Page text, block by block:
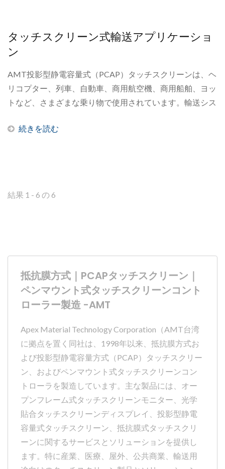
くは決済情報も処理するため、データセキュリティ対策も
必要となります。
タッチスクリーン式輸送アプリケーショ
ン
AMT投影型静電容量式（PCAP）タッチスクリーンは、ヘ
リコプター、列車、自動車、商用航空機、商用船舶、ヨッ
トなど、さまざまな乗り物で使用されています。輸送シス
る投影型静電容量式（PCAP）タッチスクリーンは、気候
続きを読む
結果 1 - 6 の 6
抵抗膜方式｜PCAPタッチスクリーン｜
ペンマウント式タッチスクリーンコント
ローラー製造 -AMT
Apex Material Technology Corporation（AMT台湾
に拠点を置く同社は、1998年以来、抵抗膜方式お
よび投影型静電容量方式（PCAP）タッチスクリー
ン、およびペンマウント式タッチスクリーンコン
トローラを製造しています。主な製品には、オー
プンフレーム式タッチスクリーンモニター、光学
貼合タッチスクリーンディスプレイ、投影型静電
容量式タッチスクリーン、抵抗膜式タッチスクリ
ーンに関するサービスとソリューションを提供し
ます。特に産業、医療、屋外、公共商業、輸送用